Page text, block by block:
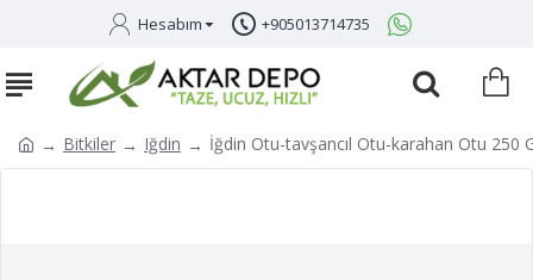
Hesabım +905013714735
Bitkiler Iğdin İğdin Otu-tavşancıl Otu-karahan Otu 250